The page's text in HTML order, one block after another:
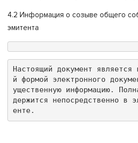
4.2 Информация о созыве общего
эмитента
Настоящий документ является
й формой электронного
ущественную информацию.
держится непосредственно в
енте.